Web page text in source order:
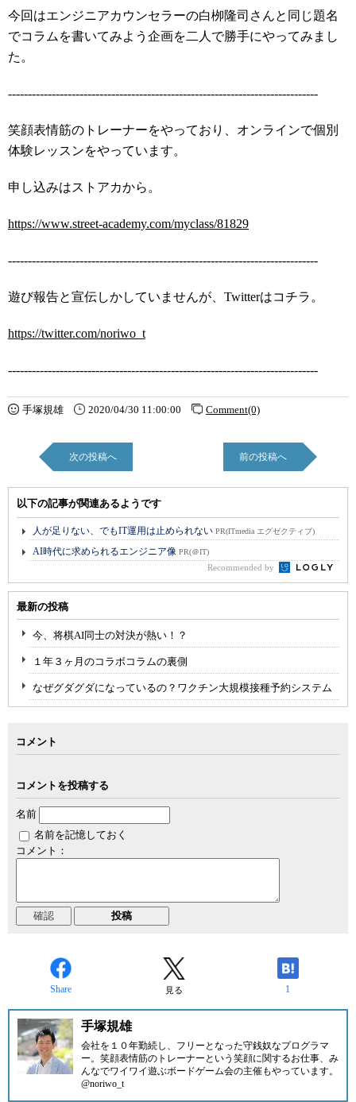
今回はエンジニアカウンセラーの白栁隆司さんと同じ題名
でコラムを書いてみよう企画を二人で勝手にやってみまし
た。
------------------------------------------------------------------------------
笑顔表情筋のトレーナーをやっており、オンラインで個別
体験レッスンをやっています。
申し込みはストアカから。
https://www.street-academy.com/myclass/81829
------------------------------------------------------------------------------
遊び報告と宣伝しかしていませんが、Twitterはコチラ。
https://twitter.com/noriwo_t
------------------------------------------------------------------------------
手塚規雄 2020/04/30 11:00:00 Comment(0)
次の投稿へ 前の投稿へ
以下の記事が関連あるようです
人が足りない、でもIT運用は止められない PR(ITmedia エグゼクティブ)
AI時代に求められるエンジニア像 PR(＠IT)
Recommended by
最新の投稿
今、将棋AI同士の対決が熱い！？
１年３ヶ月のコラボコラムの裏側
なぜグダグダになっているの？ワクチン大規模接種予約システム
コメント
コメントを投稿する
名前
名前を記憶しておく
コメント：
Share 見る 1
手塚規雄
会社を１０年勤続し、フリーとなった守銭奴なプログラマ
ー。笑顔表情筋のトレーナーという笑顔に関するお仕事、み
んなでワイワイ遊ぶボードゲーム会の主催もやっています。
@noriwo_t